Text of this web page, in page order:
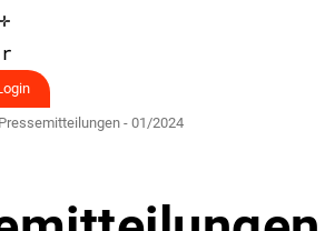
Pressemitteilungen - 01/2024